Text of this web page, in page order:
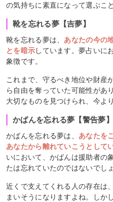
の気持ちに素直になって選ぶこ
靴を忘れる夢【吉夢】
靴を忘れる夢は、 あなたの今の
とを暗示しています。夢占いに
象徴です。
これまで、守るべき地位や財産
ら自由を奪っていた可能性があ
大切なものを見つけられ、今よ
かばんを忘れる夢【警告夢】
かばんを忘れる夢は、 あなたを
あなたから離れていこうとして
いにおいて、かばんは援助者の
たは忘れていたのではないでし
近くで支えてくれる人の存在は
まいそうになりますよね。しか